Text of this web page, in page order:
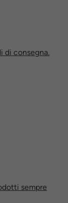
di consegna.
sempre